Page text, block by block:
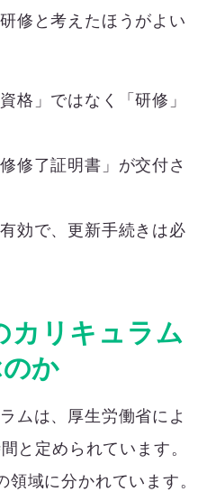
修と考えたほうがよい
格」ではなく「研修」
修了証明書」が交付さ
効で、更新手続きは必
カリキュラム
か
ムは、厚生労働省によ
と定められています。
域に分かれています。